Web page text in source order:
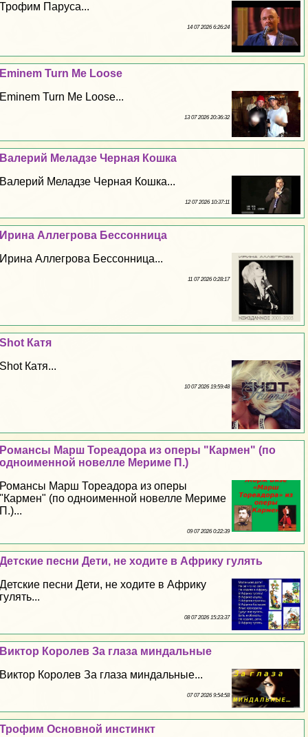
Трофим Паруса...
14 07 2026 6:26:24
Eminem Turn Me Loose
Eminem Turn Me Loose...
13 07 2026 20:36:32
Валерий Меладзе Черная Кошка
Валерий Меладзе Черная Кошка...
12 07 2026 10:37:11
Ирина Аллегрова Бессонница
Ирина Аллегрова Бессонница...
11 07 2026 0:28:17
Shot Катя
Shot Катя...
10 07 2026 19:59:48
Романсы Марш Тореадора из оперы "Кармен" (по
одноименной новелле Мериме П.)
Романсы Марш Тореадора из оперы
"Кармен" (по одноименной новелле Мериме
П.)...
09 07 2026 0:22:39
Детские песни Дети, не ходите в Африку гулять
Детские песни Дети, не ходите в Африку
гулять...
08 07 2026 15:23:37
Виктор Королев За глаза миндальные
Виктор Королев За глаза миндальные...
07 07 2026 9:54:58
Трофим Основной инстинкт